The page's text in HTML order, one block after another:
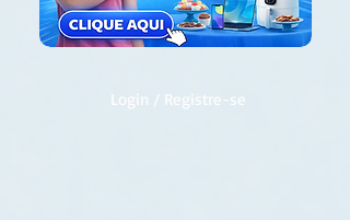
Login / Registre-se